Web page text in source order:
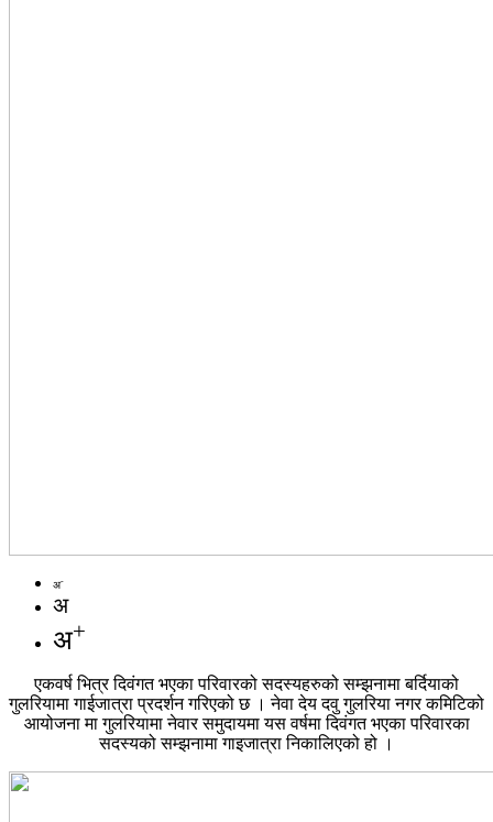
अ-
अ
अ+
एकवर्ष भित्र दिवंगत भएका परिवारको सदस्यहरुको सम्झनामा बर्दियाको
गुलरियामा गाईजात्रा प्रदर्शन गरिएको छ । नेवा देय दवु गुलरिया नगर कमिटिको
आयोजना मा गुलरियामा नेवार समुदायमा यस वर्षमा दिवंगत भएका परिवारका
सदस्यको सम्झनामा गाइजात्रा निकालिएको हो ।